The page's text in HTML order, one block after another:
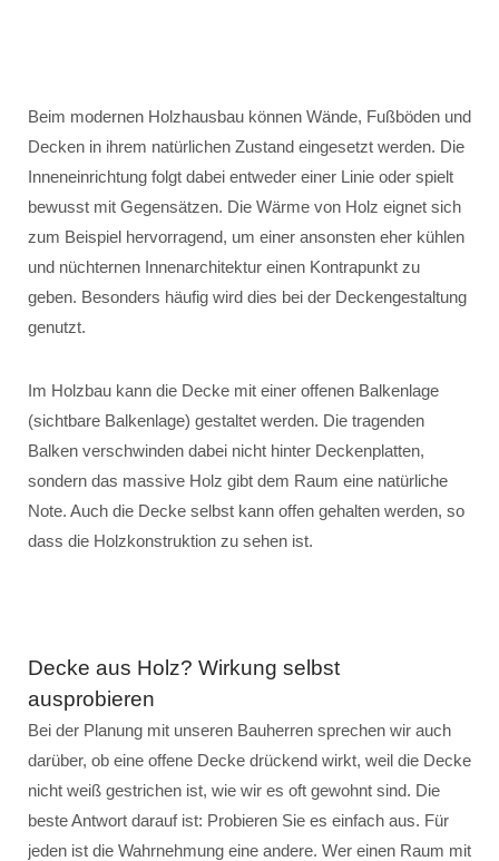
Beim modernen Holzhausbau können Wände, Fußböden und
Decken in ihrem natürlichen Zustand eingesetzt werden. Die
Inneneinrichtung folgt dabei entweder einer Linie oder spielt
bewusst mit Gegensätzen. Die Wärme von Holz eignet sich
zum Beispiel hervorragend, um einer ansonsten eher kühlen
und nüchternen Innenarchitektur einen Kontrapunkt zu
geben. Besonders häufig wird dies bei der Deckengestaltung
genutzt.
Im Holzbau kann die Decke mit einer offenen Balkenlage
(sichtbare Balkenlage) gestaltet werden. Die tragenden
Balken verschwinden dabei nicht hinter Deckenplatten,
sondern das massive Holz gibt dem Raum eine natürliche
Note. Auch die Decke selbst kann offen gehalten werden, so
dass die Holzkonstruktion zu sehen ist.
Decke aus Holz? Wirkung selbst
ausprobieren
Bei der Planung mit unseren Bauherren sprechen wir auch
darüber, ob eine offene Decke drückend wirkt, weil die Decke
nicht weiß gestrichen ist, wie wir es oft gewohnt sind. Die
beste Antwort darauf ist: Probieren Sie es einfach aus. Für
jeden ist die Wahrnehmung eine andere. Wer einen Raum mit